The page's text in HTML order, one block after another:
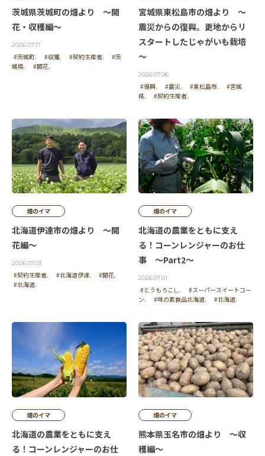
茨城県茨城町の畑より ～開
花・収穫編～
2026.07.17
#茨城町. #収獲. #契約生産者.
#茨
城県.
#開花.
宮城県東松島市の畑より ～
震災からの復興。更地からリ
スタートしたじゃがいも栽培
～
2026.07.06
#復興. #震災. #東松島市.
#宮城
県.
#契約生産者.
畑のイマ
北海道伊達市の畑より ～開
花編～
2026.07.03
#契約生産者. #北海道伊達.
#開花.
#北海道.
畑のイマ
北海道の農業をともに支え
る！コーンレンジャーのお仕
事 ～Part2～
2026.07.01
#とうもろこし.
#スーパースイートコー
ン.
#味の素食品北海道. #北海道.
畑のイマ
北海道の農業をともに支え
る！コーンレンジャーのお仕
畑のイマ
熊本県玉名市の畑より ～収
穫編～